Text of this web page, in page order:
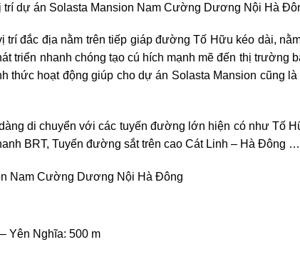
trí dự án Solasta Mansion Nam Cường Dương Nội Hà
trí đắc địa nằm trên tiếp giáp đường Tố Hữu kéo dài,
triển nhanh chóng tạo cú hích mạnh mẽ đến thị trường
thức hoạt động giúp cho dự án Solasta Mansion cũng
di chuyển với các tuyến đường lớn hiện có như Tố
BRT, Tuyến đường sắt trên cao Cát Linh – Hà Đông
Nam Cường Dương Nội Hà Đông
Yên Nghĩa: 500 m